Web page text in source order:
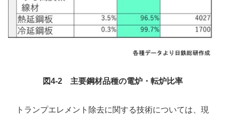
図4-2 主要鋼材品種の電炉・転炉比率
トランプエレメント除去に関する技術については、現